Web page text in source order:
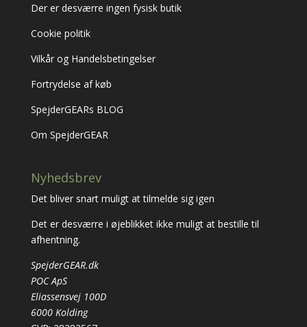
Der er desværre ingen fysisk butik
Cookie politik
Vilkår og Handelsbetingelser
Fortrydelse af køb
SpejderGEARs BLOG
Om SpejderGEAR
Nyhedsbrev
Det bliver snart muligt at tilmelde sig igen
Det er desværre i øjeblikket ikke muligt at bestille til
afhentning.
SpejderGEAR.dk
POC ApS
Eliassensvej 100D
6000 Kolding